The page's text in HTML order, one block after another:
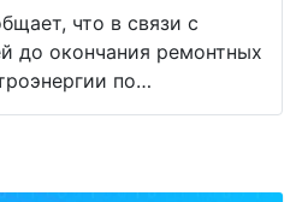
что в связи с
до окончания ремонтных
по…